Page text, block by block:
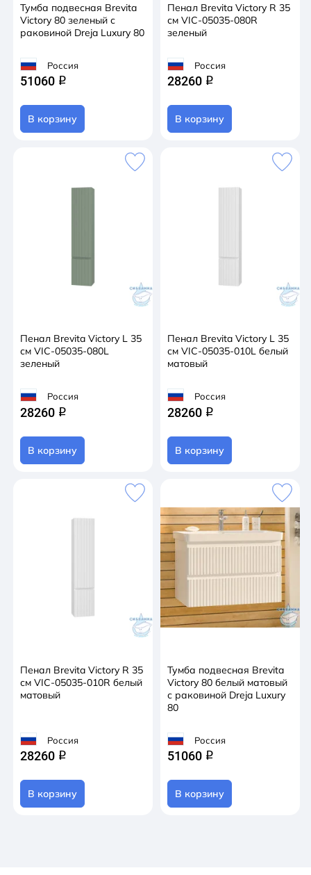
Тумба подвесная Brevita
Victory 80 зеленый с
раковиной Dreja Luxury 80
Россия
51060 q
В корзину
Пенал Brevita Victory R 35
см VIC-05035-080R
зеленый
Россия
28260 q
В корзину
Пенал Brevita Victory L 35
см VIC-05035-080L
зеленый
Россия
28260 q
В корзину
Пенал Brevita Victory L 35
см VIC-05035-010L белый
матовый
Россия
28260 q
В корзину
Пенал Brevita Victory R 35
см VIC-05035-010R белый
матовый
Россия
28260 q
В корзину
Тумба подвесная Brevita
Victory 80 белый матовый
с раковиной Dreja Luxury
80
Россия
51060 q
В корзину